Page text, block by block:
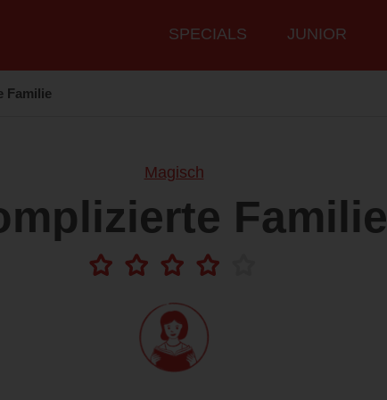
Hauptmenü
SPECIALS JUNIOR
Familie
Magisch
Familie